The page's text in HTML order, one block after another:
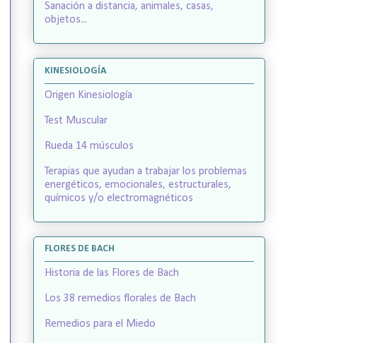
Sanación a distancia, animales, casas,
objetos...
KINESIOLOGÍA
Origen Kinesiología
Test Muscular
Rueda 14 músculos
Terapias que ayudan a trabajar los problemas
energéticos, emocionales, estructurales,
químicos y/o electromagnéticos
FLORES DE BACH
Historia de las Flores de Bach
Los 38 remedios florales de Bach
Remedios para el Miedo